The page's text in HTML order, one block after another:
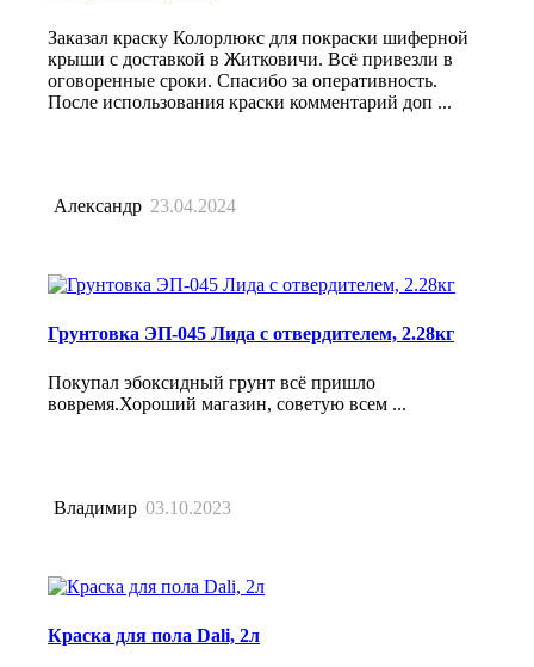
Заказал краску Колорлюкс для покраски шиферной
крыши с доставкой в Житковичи. Всё привезли в
оговоренные сроки. Спасибо за оперативность.
После использования краски комментарий доп ...
Александр 23.04.2024
Грунтовка ЭП-045 Лида с отвердителем, 2.28кг
Покупал эбоксидный грунт всё пришло
вовремя.Хороший магазин, советую всем ...
Владимир 03.10.2023
Краска для пола Dali, 2л